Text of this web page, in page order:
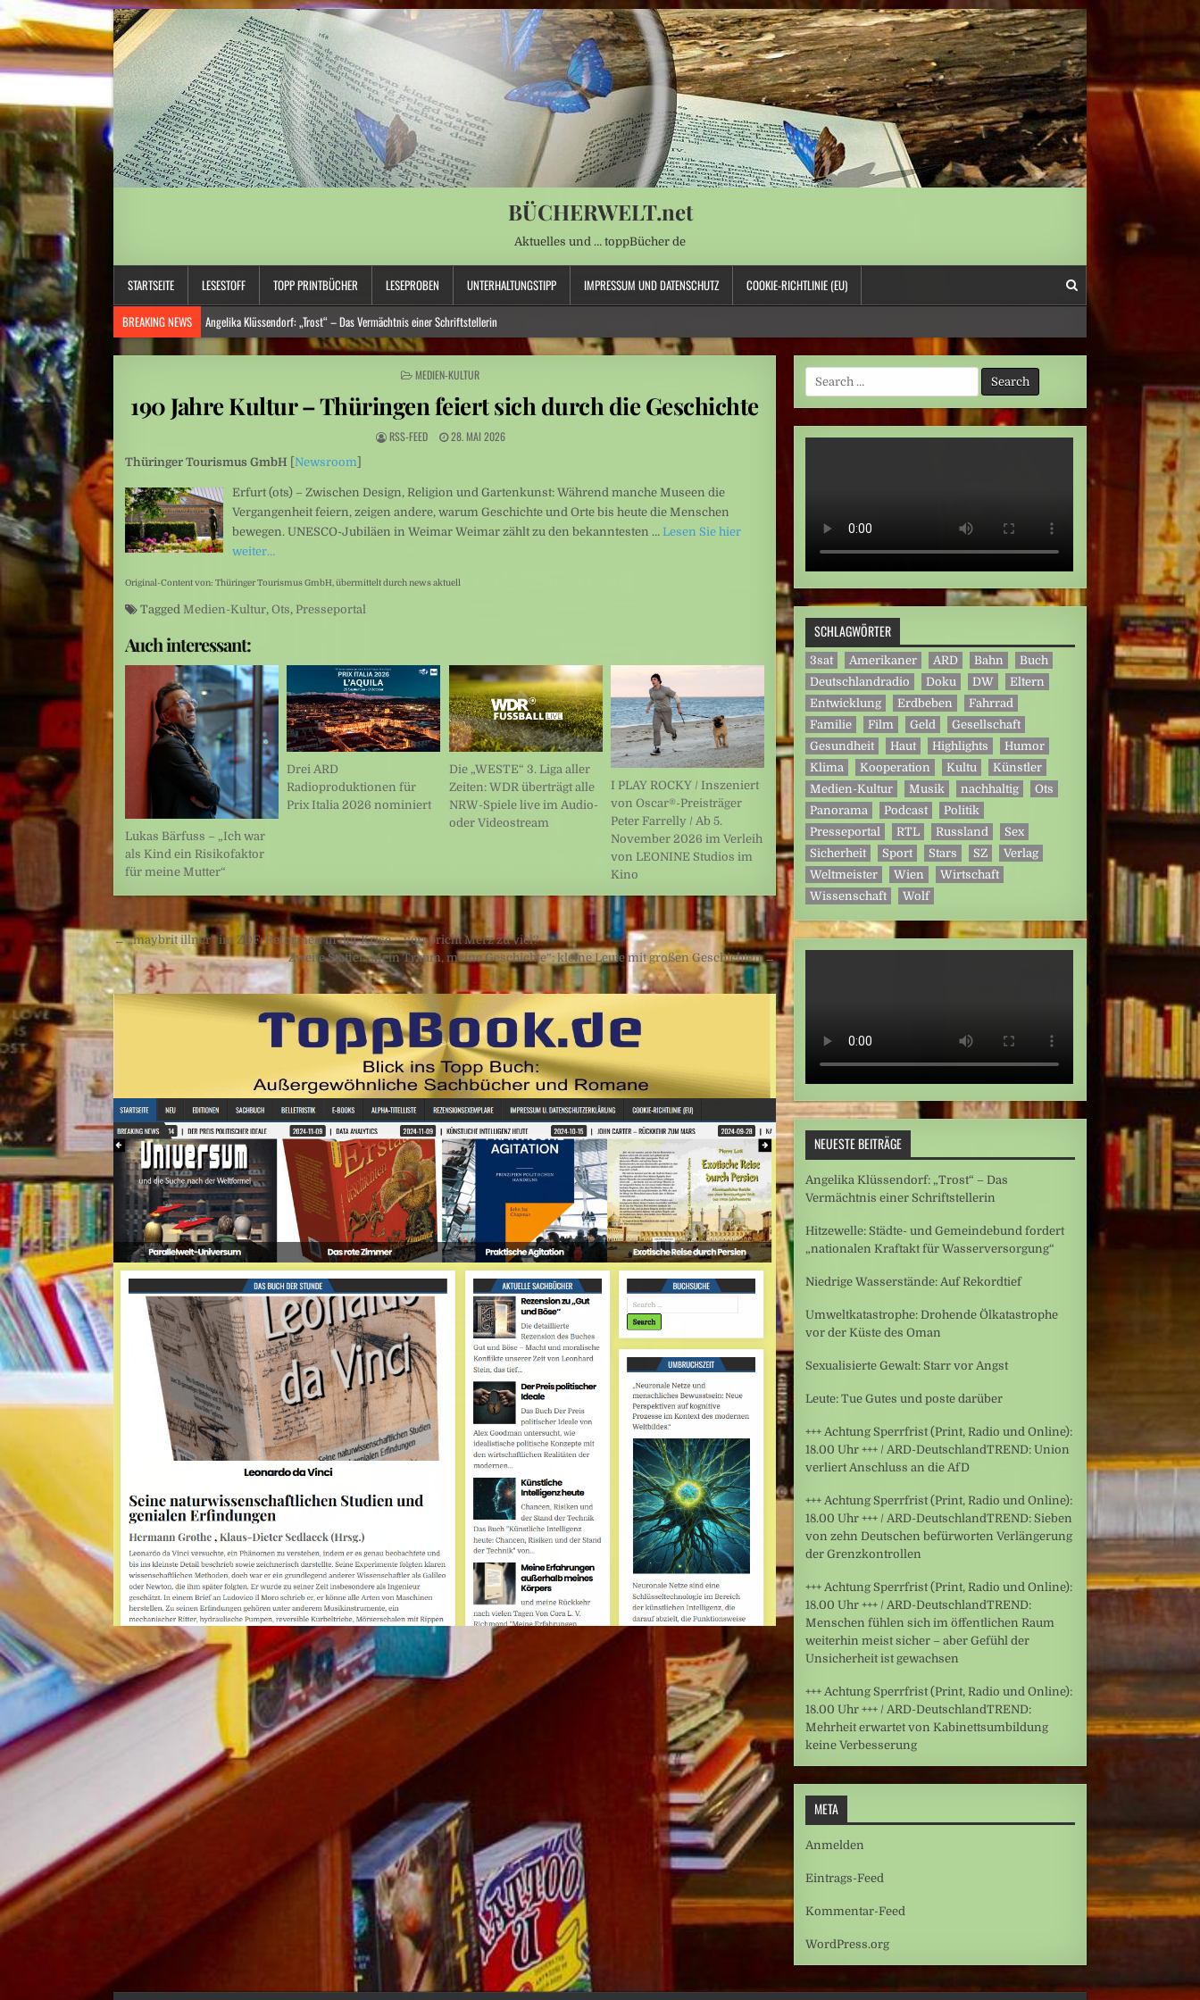
BÜCHERWELT.net
Aktuelles und … toppBücher de
STARTSEITE LESESTOFF TOPP PRINTBÜCHER LESEPROBEN UNTERHALTUNGSTIPP IMPRESSUM UND DATENSCHUTZ COOKIE-RICHTLINIE (EU)
BREAKING NEWS
Angelika Klüssendorf: „Trost“ – Das Vermächtnis einer Schriftstellerin
Hitzewelle: Städte- und Gemeindebund fordert „nationalen Kraftakt für Wasserversorgung“
Umweltkatastrophe: Drohende Ölkatastrophe vor der Küste des Oman
POSTED
MEDIEN-KULTUR
190 Jahre Kultur – Thüringen feiert sich durch die Geschichte
RSS-FEED 28. MAI 2026
Thüringer Tourismus GmbH Newsroom
Erfurt (ots) – Zwischen Design, Religion und Gartenkunst: Während manche Museen die
Vergangenheit feiern, zeigen andere, warum Geschichte und Orte bis heute die Menschen
bewegen. UNESCO-Jubiläen in Weimar Weimar zählt zu den bekanntesten … Lesen Sie hier
weiter…
Original-Content von: Thüringer Tourismus GmbH, übermittelt durch news aktuell
Tagged Medien-Kultur, Ots, Presseportal
Auch interessant:
Lukas Bärfuss – „Ich war
als Kind ein Risikofaktor
für meine Mutter“
Drei ARD
Radioproduktionen für
Prix Italia 2026 nominiert
Die „WESTE“ 3. Liga aller
Zeiten: WDR überträgt alle
NRW-Spiele live im Audio-
oder Videostream
I PLAY ROCKY / Inszeniert
von Oscar®-Preisträger
Peter Farrelly / Ab 5.
November 2026 im Verleih
von LEONINE Studios im
Kino
Beitragsnavigation
← „maybrit illner“ im ZDF: Reformen in der Krise – verspricht Merz zu viel?
Zweite Staffel „Mein Traum, meine Geschichte“: kleine Leute mit großen Geschichten →
Search
for:
SCHLAGWÖRTER
3sat Amerikaner ARD Bahn
Buch
Deutschlandradio
Doku DW
Eltern
Entwicklung
Erdbeben
Fahrrad
Familie
Film Geld
Gesellschaft
Gesundheit
Haut Highlights
Humor
Klima
Kooperation Kultu
Künstler
Medien-Kultur
Musik nachhaltig
Ots
Panorama
Podcast
Politik
Presseportal
RTL Russland
Sex
Sicherheit
Sport Stars SZ
Verlag
Weltmeister
Wien
Wirtschaft
Wissenschaft
Wolf
NEUESTE BEITRÄGE
Angelika Klüssendorf: „Trost“ – Das
Vermächtnis einer Schriftstellerin
Hitzewelle: Städte- und Gemeindebund fordert
„nationalen Kraftakt für Wasserversorgung“
Niedrige Wasserstände: Auf Rekordtief
Umweltkatastrophe: Drohende Ölkatastrophe
vor der Küste des Oman
Sexualisierte Gewalt: Starr vor Angst
Leute: Tue Gutes und poste darüber
+++ Achtung Sperrfrist (Print, Radio und Online):
18.00 Uhr +++ / ARD-DeutschlandTREND: Union
verliert Anschluss an die AfD
+++ Achtung Sperrfrist (Print, Radio und Online):
18.00 Uhr +++ / ARD-DeutschlandTREND: Sieben
von zehn Deutschen befürworten Verlängerung
der Grenzkontrollen
+++ Achtung Sperrfrist (Print, Radio und Online):
18.00 Uhr +++ / ARD-DeutschlandTREND:
Menschen fühlen sich im öffentlichen Raum
weiterhin meist sicher – aber Gefühl der
Unsicherheit ist gewachsen
+++ Achtung Sperrfrist (Print, Radio und Online):
18.00 Uhr +++ / ARD-DeutschlandTREND:
Mehrheit erwartet von Kabinettsumbildung
keine Verbesserung
META
Anmelden
Eintrags-Feed
Kommentar-Feed
WordPress.org